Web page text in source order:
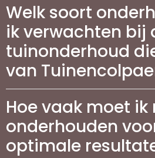
Welk soort
ik verwachten bij
tuinonderhoud
van
Hoe vaak moet
onderhouden
optimale